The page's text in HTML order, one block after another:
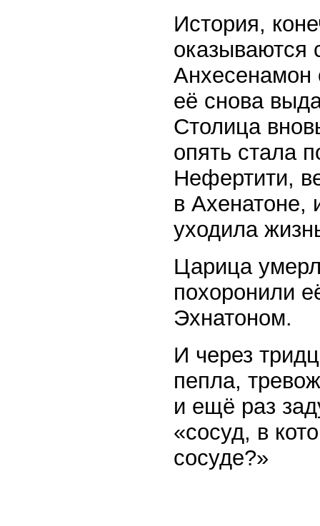
История,
оказываются
Анхесенамон
её снова
Столица
опять стала
Нефертити,
в Ахенатоне,
уходила
Царица
похоронили
Эхнатоном.
И через
пепла,
и ещё раз
«сосуд, в
сосуде?»